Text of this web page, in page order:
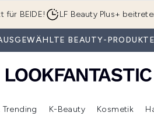
Zum Hauptinhalt
für BEIDE! LF Beauty Plus+
BEAUTY-
Untermenü Anmelden (Marken) Untermenü Anmelden (Beauty Box)
Trending
Untermenü
K-Beauty Kosmetik